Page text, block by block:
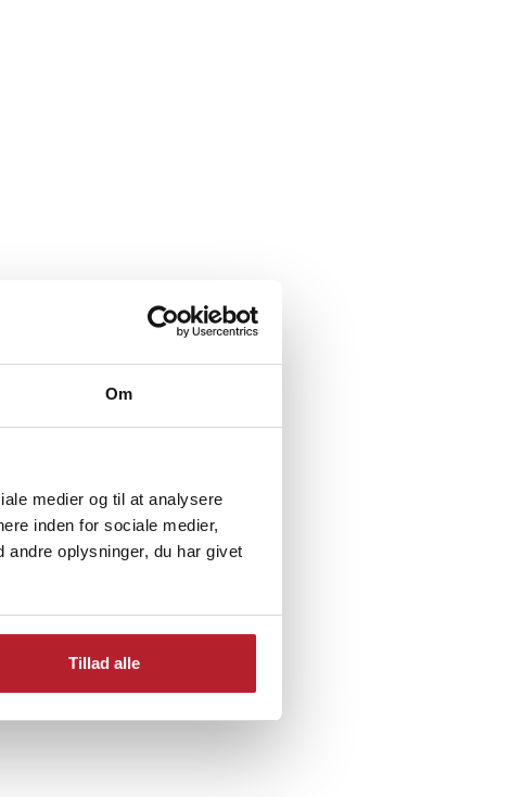
Om
medier og til at analysere
inden for sociale medier,
andre oplysninger, du har givet
Tillad alle
Minikøleskabe